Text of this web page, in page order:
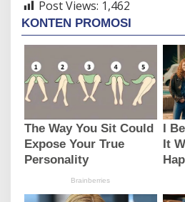
Post Views: 1,462